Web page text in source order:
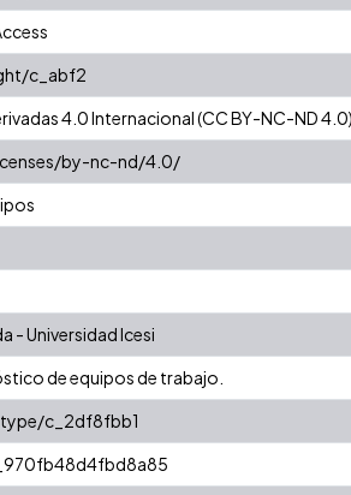
c_abf2
4.0 Internacional (CC BY-NC-ND 4.0)
by-nc-nd/4.0/
- Universidad Icesi
de equipos de trabajo.
c_2df8fbb1